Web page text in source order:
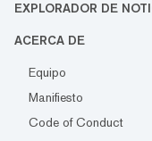
EXPLORADOR DE
ACERCA DE
Equipo
Manifiesto
Code of Conduct